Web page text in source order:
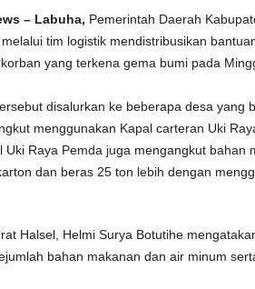
– Labuha, Pemerintah Daerah
tim logistik mendistribusikan
yang terkena gema bumi pada
disalurkan ke beberapa desa yang
menggunakan Kapal carteran Uki
Uki Raya Pemda juga mengangkut bahan
dan beras 25 ton lebih dengan
Halsel, Helmi Surya Botutihe
bahan makanan dan air minum